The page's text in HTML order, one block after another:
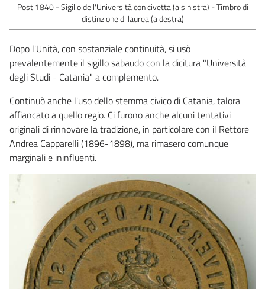
Post 1840 - Sigillo dell'Università con civetta (a sinistra) - Timbro di
distinzione di laurea (a destra)
Dopo l'Unità, con sostanziale continuità, si usò
prevalentemente il sigillo sabaudo con la dicitura "Università
degli Studi - Catania" a complemento.
Continuò anche l'uso dello stemma civico di Catania, talora
affiancato a quello regio. Ci furono anche alcuni tentativi
originali di rinnovare la tradizione, in particolare con il Rettore
Andrea Capparelli (1896-1898), ma rimasero comunque
marginali e ininfluenti.